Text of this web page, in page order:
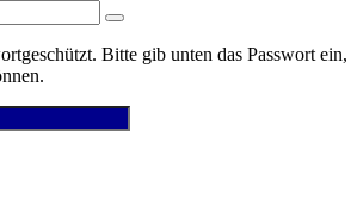
Bitte gib unten das Passwort ein,